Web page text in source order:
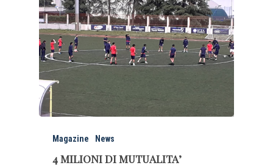
Magazine News
4 MILIONI DI MUTUALITA’